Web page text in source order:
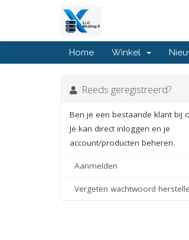
Home Winkel
Reeds geregistreerd?
Ben je een bestaande klant bij
Je kan direct inloggen en je
account/producten beheren.
Aanmelden
Vergeten wachtwoord